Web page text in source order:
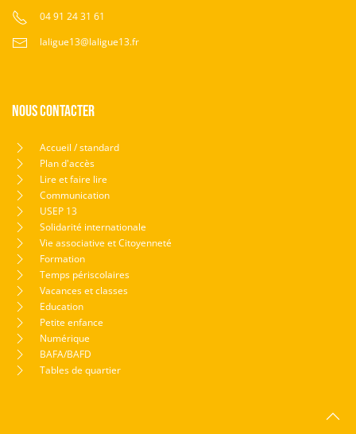
04 91 24 31 61
laligue13@laligue13.fr
Nous contacter
Accueil / standard
Plan d'accès
Lire et faire lire
Communication
USEP 13
Solidarité internationale
Vie associative et Citoyenneté
Formation
Temps périscolaires
Vacances et classes
Education
Petite enfance
Numérique
BAFA/BAFD
Tables de quartier